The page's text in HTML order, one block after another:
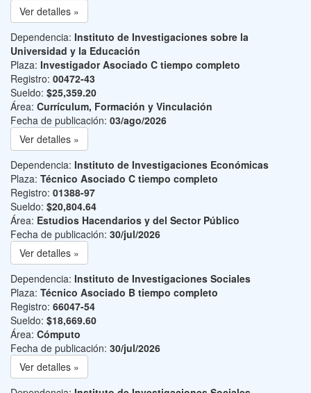
Ver detalles »
Dependencia: Instituto de Investigaciones sobre la
Universidad y la Educación
Plaza: Investigador Asociado C tiempo completo
Registro: 00472-43
Sueldo: $25,359.20
Área: Currículum, Formación y Vinculación
Fecha de publicación: 03/ago/2026
Ver detalles »
Dependencia: Instituto de Investigaciones Económicas
Plaza: Técnico Asociado C tiempo completo
Registro: 01388-97
Sueldo: $20,804.64
Área: Estudios Hacendarios y del Sector Público
Fecha de publicación: 30/jul/2026
Ver detalles »
Dependencia: Instituto de Investigaciones Sociales
Plaza: Técnico Asociado B tiempo completo
Registro: 66047-54
Sueldo: $18,669.60
Área: Cómputo
Fecha de publicación: 30/jul/2026
Ver detalles »